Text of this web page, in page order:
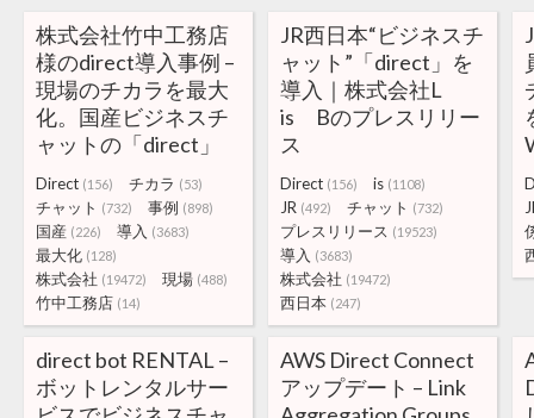
株式会社竹中工務店
様のdirect導入事例 –
現場のチカラを最大
化。国産ビジネスチ
ャットの「direct」
Direct (156) チカラ (53)
チャット (732) 事例 (898)
国産 (226) 導入 (3683)
最大化 (128)
株式会社 (19472) 現場 (488)
竹中工務店 (14)
JR西日本“ビジネスチ
ャット”「direct」を
導入｜株式会社L
is Bのプレスリリー
ス
Direct (156) is (1108)
JR (492) チャット (732)
プレスリリース (19523)
導入 (3683)
株式会社 (19472)
西日本 (247)
direct bot RENTAL –
ボットレンタルサー
AWS Direct Connect
アップデート – Link